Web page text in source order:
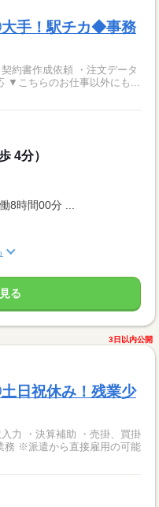
手！駅チカ◆事務
4分）
8時間00分 ...
る
3日以内公開
日祝休み！残業少
能